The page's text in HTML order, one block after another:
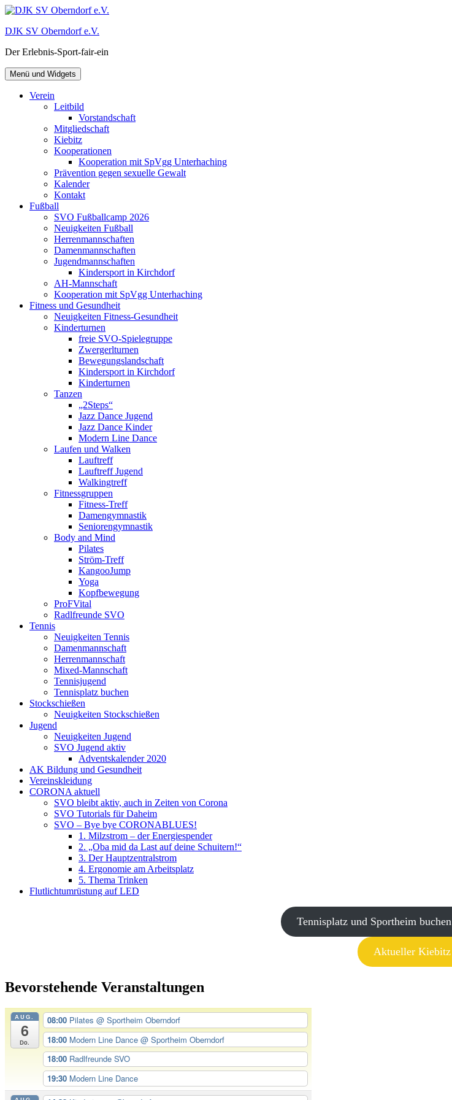
Zum
springen
DJK SV Oberndorf e.V.
Der Erlebnis-Sport-fair-ein
Menü und Widgets
Verein
Leitbild
Vorstandschaft
Mitgliedschaft
Kiebitz
Kooperationen
Kooperation mit SpVgg Unterhaching
Prävention gegen sexuelle Gewalt
Kalender
Kontakt
Fußball
SVO Fußballcamp 2026
Neuigkeiten Fußball
Herrenmannschaften
Damenmannschaften
Jugendmannschaften
Kindersport in Kirchdorf
AH-Mannschaft
Kooperation mit SpVgg Unterhaching
Fitness und Gesundheit
Neuigkeiten Fitness-Gesundheit
Kinderturnen
freie SVO-Spielegruppe
Zwergerlturnen
Bewegungslandschaft
Kindersport in Kirchdorf
Kinderturnen
Tanzen
„2Steps“
Jazz Dance Jugend
Jazz Dance Kinder
Modern Line Dance
Laufen und Walken
Lauftreff
Lauftreff Jugend
Walkingtreff
Fitnessgruppen
Fitness-Treff
Damengymnastik
Seniorengymnastik
Body and Mind
Pilates
Ström-Treff
KangooJump
Yoga
Kopfbewegung
ProFVital
Radlfreunde SVO
Tennis
Neuigkeiten Tennis
Damenmannschaft
Herrenmannschaft
Mixed-Mannschaft
Tennisjugend
Tennisplatz buchen
Stockschießen
Neuigkeiten Stockschießen
Jugend
Neuigkeiten Jugend
SVO Jugend aktiv
Adventskalender 2020
AK Bildung und Gesundheit
Vereinskleidung
CORONA aktuell
SVO bleibt aktiv, auch in Zeiten von Corona
SVO Tutorials für Daheim
SVO – Bye bye CORONABLUES!
1. Milzstrom – der Energiespender
2. „Oba mid da Last auf deine Schuitern!“
3. Der Hauptzentralstrom
4. Ergonomie am Arbeitsplatz
5. Thema Trinken
Flutlichtumrüstung auf LED
Tennisplatz und Sportheim buchen
Aktueller Kiebitz
Bevorstehende Veranstaltungen
AUG.
6
Do.
08:00 Pilates @ Sportheim Oberndorf
18:00 Modern Line Dance @ Sportheim Oberndorf
18:00 Radlfreunde SVO
19:30 Modern Line Dance